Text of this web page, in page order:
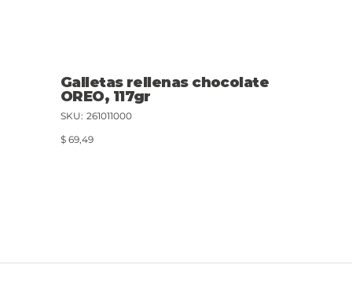
Galletas rellenas chocolate
OREO, 117gr
SKU: SKU
261011000
Precio
$ 69,49